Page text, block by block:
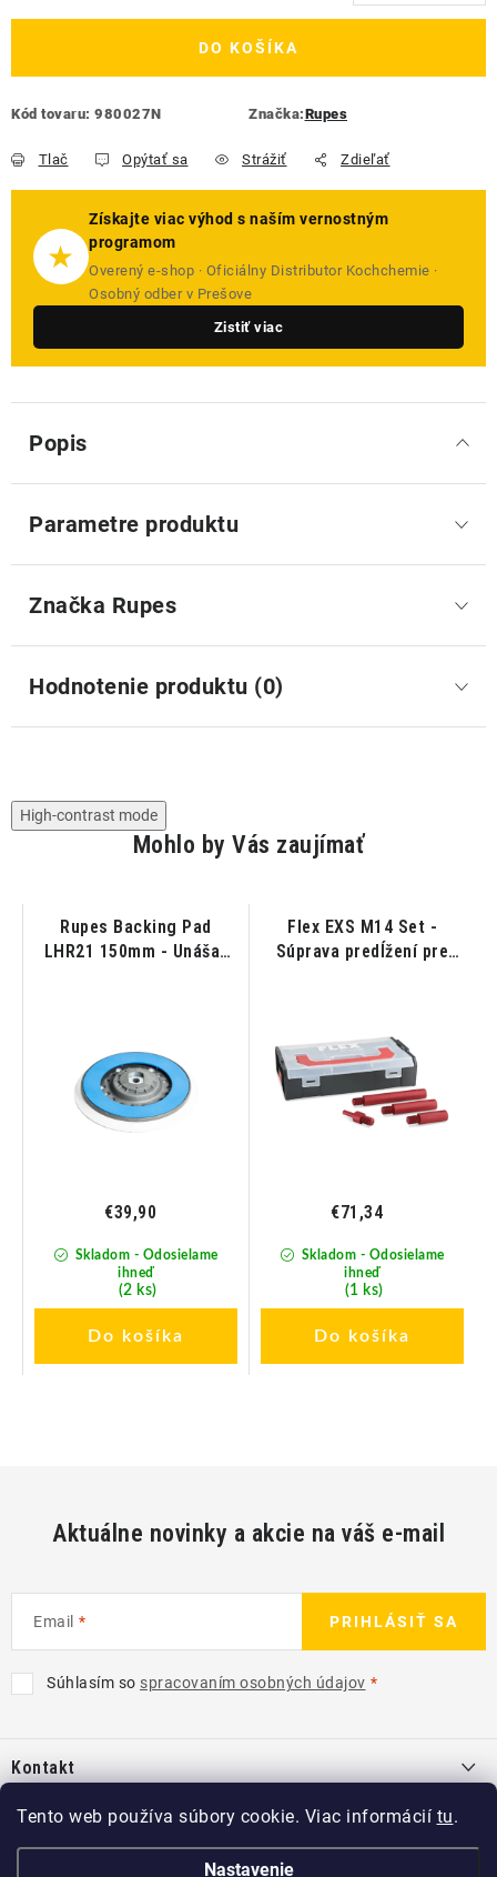
Tento web používa súbory cookie. Viac informácií tu.
Nastavenie
DO KOŠÍKA
Kód tovaru: 980027N Značka:Rupes
Tlač Opýtať sa Strážiť Zdieľať
★
Získajte viac výhod s naším vernostným
programom
Overený e-shop · Oficiálny Distributor Kochchemie ·
Osobný odber v Prešove
Zistiť viac
Popis
Parametre produktu
Značka Rupes
Hodnotenie produktu (0)
High-contrast mode
Mohlo by Vás zaujímať
Rupes Backing Pad
LHR21 150mm - Unášač
Skladom - Odosielame
ihneď
(2 ks)
€39,90
Do košíka
Flex EXS M14 Set -
Súprava predĺžení pre
Skladom - Odosielame
ihneď
(1 ks)
€71,34
Do košíka
Aktuálne novinky a akcie na váš e-mail
Email
Súhlasím so spracovaním osobných údajov
PRIHLÁSIŤ SA
pKontakt
info@ kcshop.sk
+421 918 725 111
Kategórie